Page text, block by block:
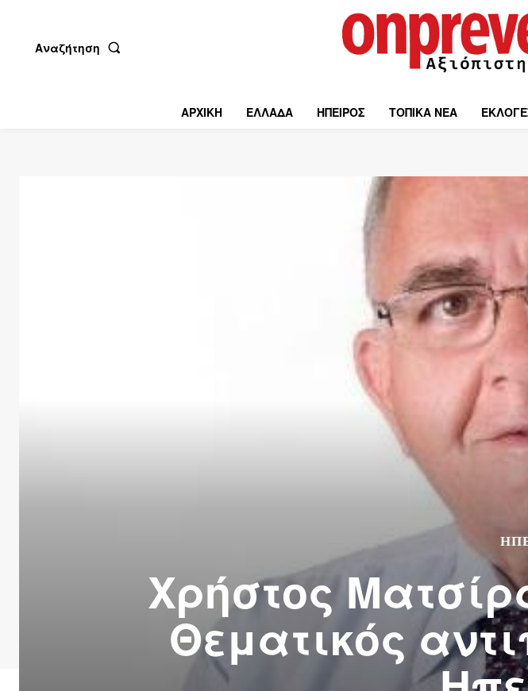
Αναζήτηση
ΑΡΧΙΚΗ ΕΛΛΑΔΑ ΗΠΕΙΡΟΣ ΤΟΠΙΚΑ ΝΕΑ
Χρήστος
Θεματικός